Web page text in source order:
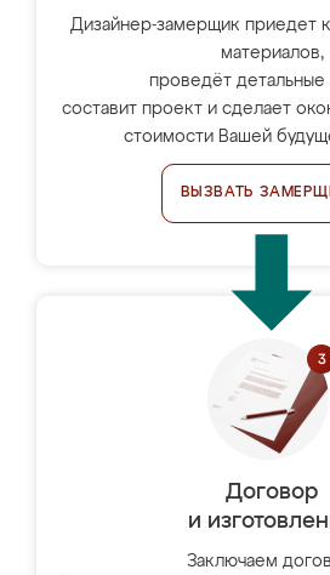
Дизайнер-замерщик приедет
материалов,
проведёт детальные
составит проект и сделает
стоимости Вашей
ВЫЗВАТЬ
Договор
и
Заключаем